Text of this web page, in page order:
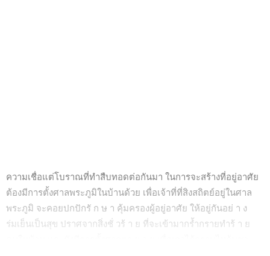
ความเชื่อแต่โบราณที่ทำสืบทอดต่อกันมา ในการจะสร้างที่อยู่อาศัย
ต้องมีการตั้งศาลพระภูมิในบ้านด้วย เพื่อเจ้าที่ที่สิงสถิตย์อยู่ในศาล
พระภูมิ จะคอยปกปักรั ก ษ า คุ้มครองผู้อยู่อาศัย ให้อยู่กันอย่ า ง
ร่มเย็นเป็นสุข ปราศจากสิ่งชั่ วร้ า ย ที่จะเข้ามากร้ำกรายทำร้ า ย